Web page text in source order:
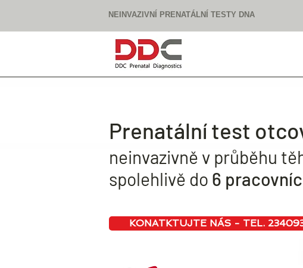
NEINVAZIVNÍ PRENATÁLNÍ TESTY DNA
Prenatální test
neinvazivně v průběhu
spolehlivě do 6
KONATKTUJTE NÁS - TEL.